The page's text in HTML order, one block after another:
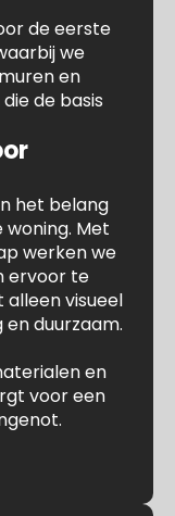
de eerste
we
en
de basis
het belang
Met
werken we
ervoor te
alleen visueel
duurzaam.
en
voor een